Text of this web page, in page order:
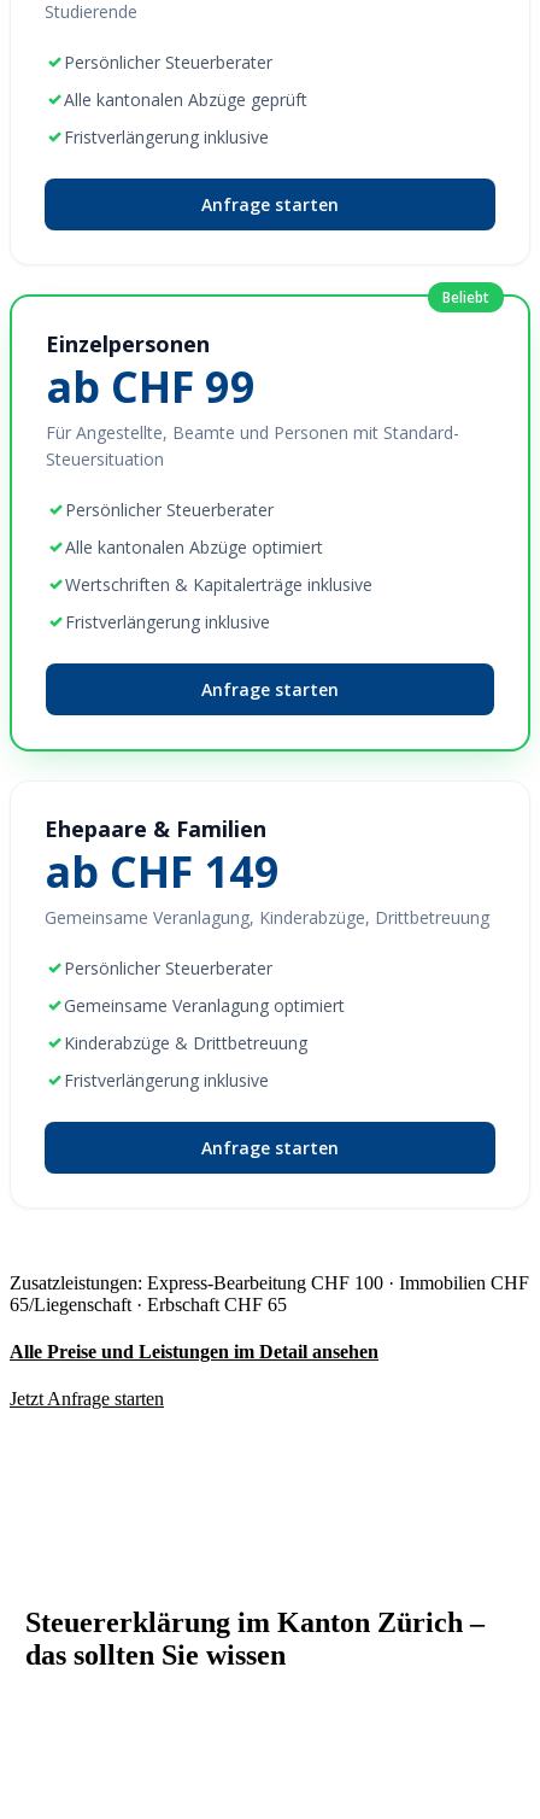
Studierende
✓Persönlicher Steuerberater
✓Alle kantonalen Abzüge geprüft
✓Fristverlängerung inklusive
Anfrage starten
Beliebt
Einzelpersonen
ab CHF 99
Für Angestellte, Beamte und Personen mit Standard-
Steuersituation
✓Persönlicher Steuerberater
✓Alle kantonalen Abzüge optimiert
✓Wertschriften & Kapitalerträge inklusive
✓Fristverlängerung inklusive
Anfrage starten
Ehepaare & Familien
ab CHF 149
Gemeinsame Veranlagung, Kinderabzüge, Drittbetreuung
✓Persönlicher Steuerberater
✓Gemeinsame Veranlagung optimiert
✓Kinderabzüge & Drittbetreuung
✓Fristverlängerung inklusive
Anfrage starten
Zusatzleistungen: Express-Bearbeitung CHF 100 · Immobilien CHF
65/Liegenschaft · Erbschaft CHF 65
Alle Preise und Leistungen im Detail ansehen
Jetzt Anfrage starten
Steuererklärung im Kanton Zürich –
das sollten Sie wissen